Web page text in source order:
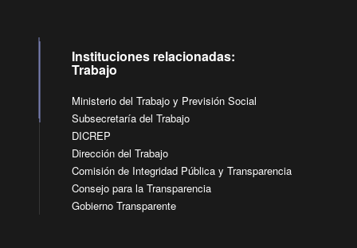
Instituciones relacionadas:
Trabajo
Ministerio del Trabajo y Previsión Social
Subsecretaría del Trabajo
DICREP
Dirección del Trabajo
Comisión de Integridad Pública y Transparencia
Consejo para la Transparencia
Gobierno Transparente